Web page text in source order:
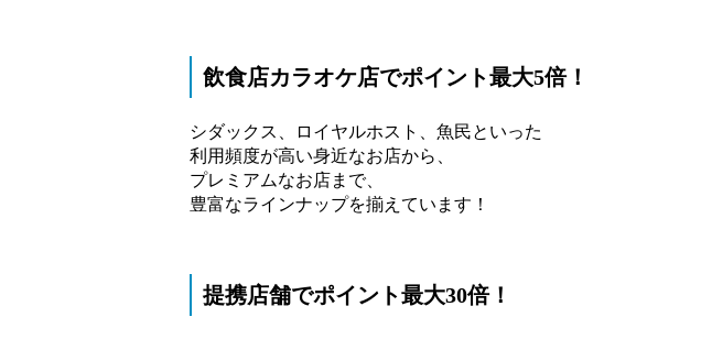
飲食店カラオケ店でポイント最大5倍！
シダックス、ロイヤルホスト、魚民といった
利用頻度が高い身近なお店から、
プレミアムなお店まで、
豊富なラインナップを揃えています！
提携店舗でポイント最大30倍！